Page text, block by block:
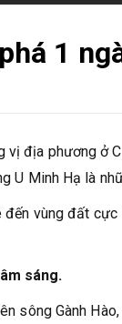
1
địa phương ở
U Minh Hạ là
vùng đất
sáng.
sông Gành